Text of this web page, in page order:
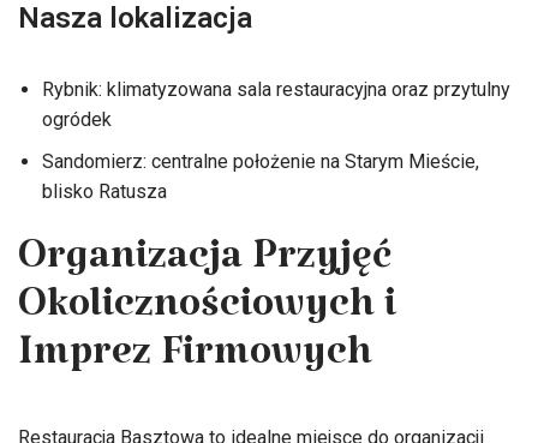
Nasza lokalizacja
Rybnik: klimatyzowana sala restauracyjna oraz przytulny
ogródek
Sandomierz: centralne położenie na Starym Mieście,
blisko Ratusza
Organizacja Przyjęć
Okolicznościowych i
Imprez Firmowych
Restauracja Basztowa to idealne miejsce do organizacji